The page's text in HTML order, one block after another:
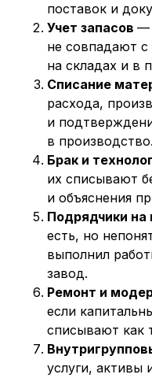
поставок и
Учет запасов —
не совпадают с
на складах и в
Списание
расхода,
и
в производство.
Брак и
их списывают
и объяснения
Подрядчики на
есть, но
выполнил
завод.
Ремонт и
если
списывают как
услуги, активы